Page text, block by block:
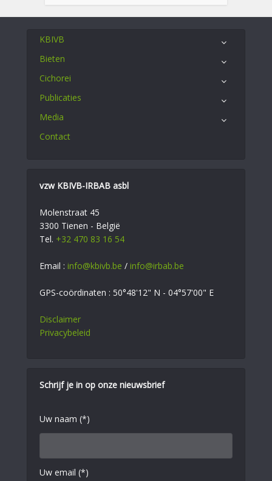
KBIVB
Bieten
Cichorei
Publicaties
Media
Contact
vzw KBIVB-IRBAB asbl
Molenstraat 45
3300 Tienen - België
Tel. +32 470 83 16 54
Email : info@kbivb.be / info@irbab.be
GPS-coördinaten : 50°48'12" N - 04°57'00" E
Disclaimer
Privacybeleid
Schrijf je in op onze nieuwsbrief
Uw naam (*)
Uw email (*)